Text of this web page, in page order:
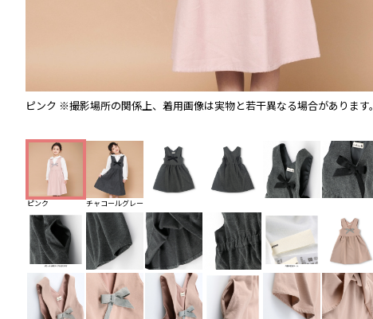
ピンク ※撮影場所の関係上、着用画像は実物と若干異なる場合があります。
ピンク チャコールグレー